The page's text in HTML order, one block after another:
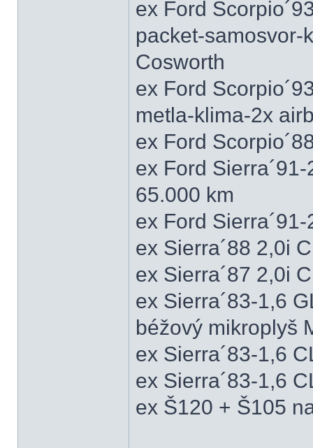
ex Ford
packet-samosvor-
Cosworth
ex Ford
metla-klima-2x
ex Ford
ex Ford
65.000 km
ex Ford
ex Sierra´88 2,0i
ex Sierra´87 2,0i
ex Sierra´83-1,6
béžový mikroplyš
ex Sierra´83-1,6
ex Sierra´83-1,6
ex Š120 + Š105